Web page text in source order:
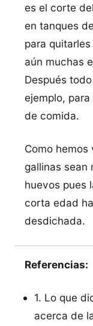
es el corte
en tanques
para
aún muchas
Después
ejemplo,
de comida.
Como hemos
gallinas sean
huevos pues
corta edad
desdichada.
Referencias:
1. Lo que
acerca de